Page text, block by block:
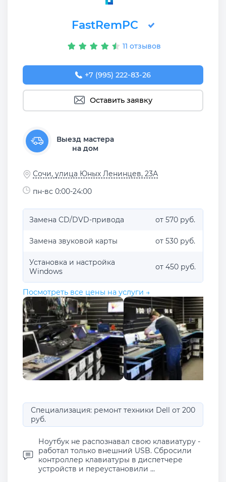
FastRemPC
11 отзывов
+7 (995) 222-83-26
Оставить заявку
Выезд мастера
на дом
Сочи, улица Юных Ленинцев, 23А
пн-вс 0:00-24:00
Замена CD/DVD-привода от 570 руб.
Замена звуковой карты от 530 руб.
Установка и настройка
Windows
от 450 руб.
Посмотреть все цены на услуги →
Специализация: ремонт техники Dell от 200
руб.
Ноутбук не распознавал свою клавиатуру -
работал только внешний USB. Сбросили
контроллер клавиатуры в диспетчере
устройств и переустановили ...